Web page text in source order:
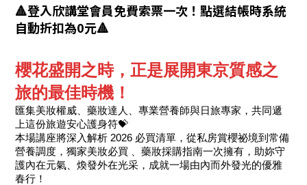
🔺登入欣講堂會員免費索票一次！點選結帳時系統
自動折扣為0元🔺
櫻花盛開之時，正是展開東京質感之
旅的最佳時機！
匯集美妝權威 藥妝達人 專業營養師與日旅專家 ，共同遞
上這份旅遊安心護身符💝
本場講座將深入解析 2026 必買清單，從私房賞櫻祕境到常備
營養調度，獨家美妝必買 、藥妝採購指南一次擁有，助妳守
護內在元氣、煥發外在光采，成就一場由內而外發光的優雅
春行！